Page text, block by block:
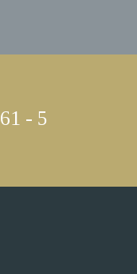
- 5